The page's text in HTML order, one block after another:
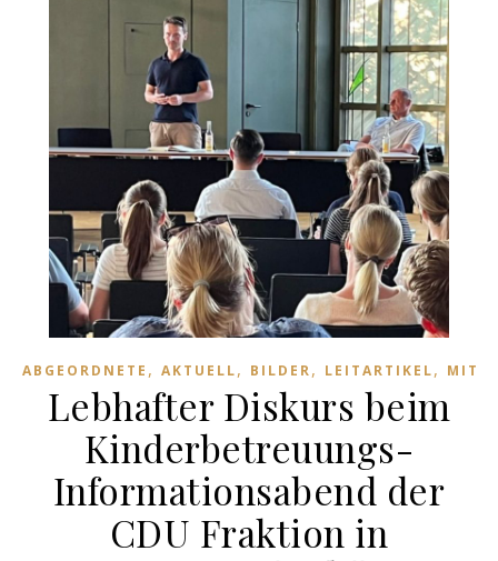
ABGEORDNETE , AKTUELL, BILDER, LEITARTIKEL,
Lebhafter Diskurs beim
Kinderbetreuungs-
Informationsabend der
CDU Fraktion in